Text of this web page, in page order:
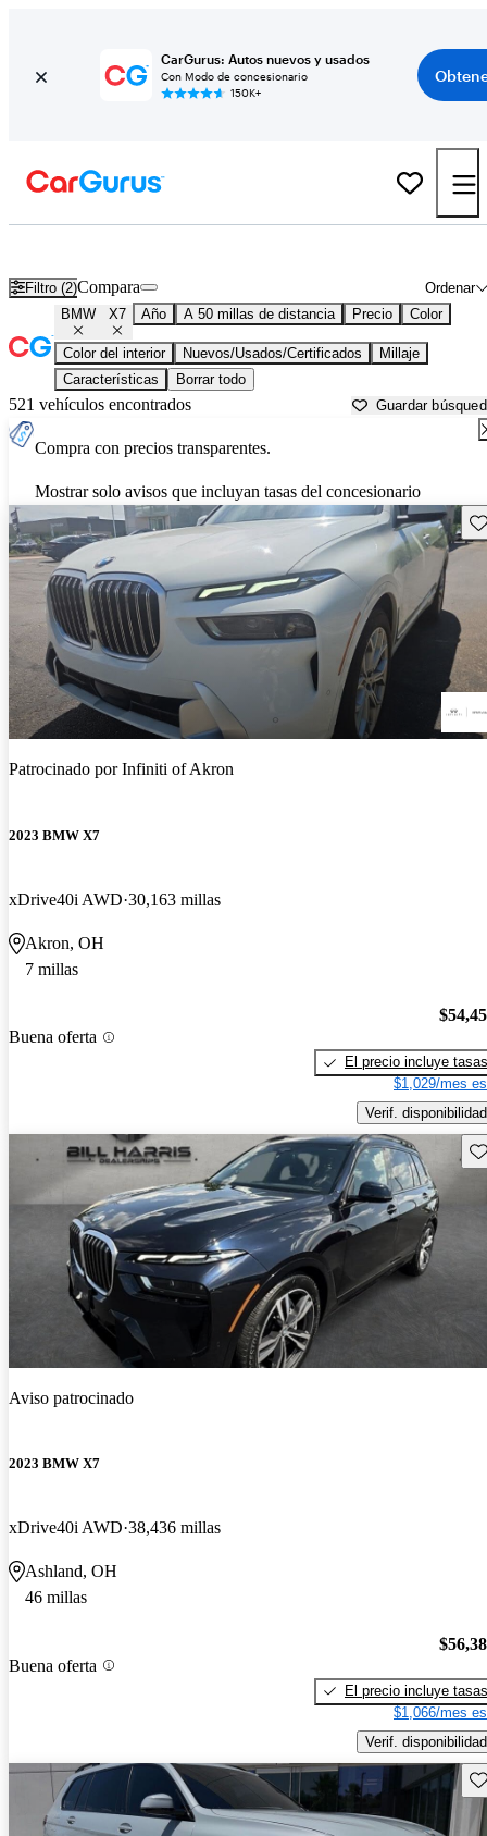
CarGurus: Autos nuevos y usados
Con Modo de concesionario
150K+
Filtro (2) Ordenar
Compara
BMW X7 Año A 50 millas de distancia Precio Color
Color del interior Nuevos/Usados/Certificados
Millaje
Características
Borrar todo
521 vehículos encontrados Guardar
Compra con precios transparentes.
Mostrar solo avisos que incluyan tasas del concesionario
Patrocinado porInfiniti of Akron
2023 BMW X7
xDrive40i AWD 30,163 millas
Akron, OH
7 millas
Buena oferta
El precio incluye tasas
$1,029/mes
Verif. disponibilidad
Aviso patrocinado
2023 BMW X7
xDrive40i AWD 38,436 millas
Ashland, OH
46 millas
Buena oferta
El precio incluye tasas
$1,066/mes
Verif. disponibilidad